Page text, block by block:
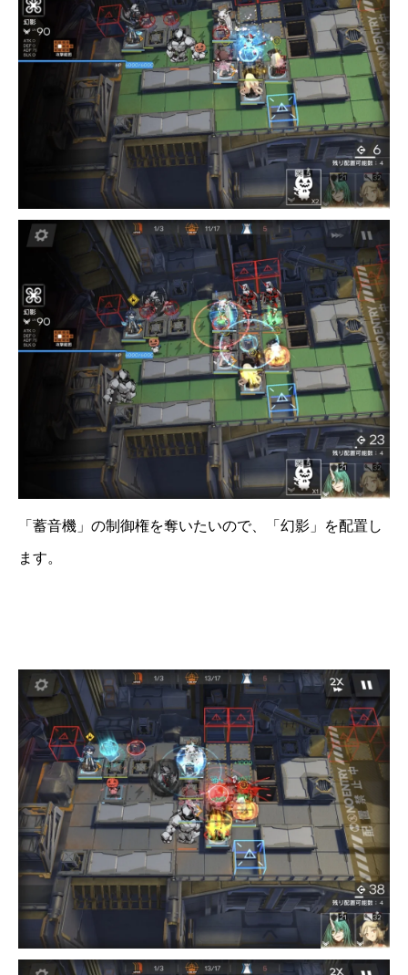
「蓄音機」の制御権を奪いたいので、「幻影」を配置し
ます。